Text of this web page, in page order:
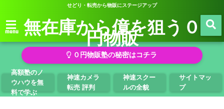
せどり・転売から物販にステージアップ
menu 無在庫から億を狙う０
円物販
０円物販塾の秘密はコチラ
高額塾のノ
ウハウを無
料で学ぶ
神速カメラ
転売 評判
神速スクー
ルの全貌
サイトマッ
プ